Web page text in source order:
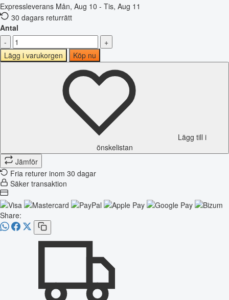
Expressleverans Mån, Aug 10 - Tis, Aug 11
30 dagars returrätt
Antal
-
+
Lägg i varukorgen
Köp nu
Lägg till i
önskelistan
Jämför
Fria returer inom 30 dagar
Säker transaktion
Share: